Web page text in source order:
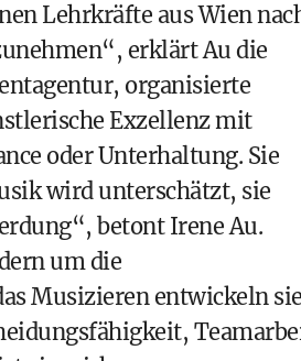
Lehrkräfte aus Wien
erklärt Au die
organisierte
Exzellenz mit
oder Unterhaltung. Sie
wird unterschätzt, sie
betont Irene Au.
um die
Musizieren entwickeln